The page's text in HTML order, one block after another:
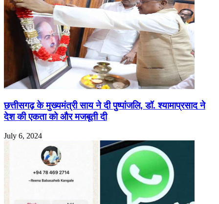
छत्तीसगढ़ के मुख्यमंत्री साय ने दी पुष्पांजलि, डॉ. श्यामाप्रसाद ने
देश की एकता को और मजबूती दी
July 6, 2024